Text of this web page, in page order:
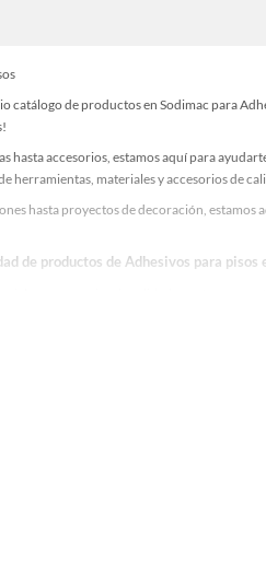
catálogo de productos en Sodimac para
hasta accesorios, estamos aquí para
herramientas, materiales y accesorios de
hasta proyectos de decoración,
de productos de Adhesivos para pisos
y accesorios de calidad para tus